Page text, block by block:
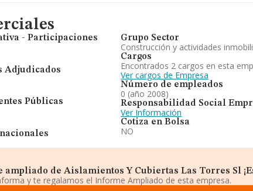
- Participaciones
Adjudicados
Públicas
Grupo Sector
Construcción y actividades
Cargos
Encontrados 2 cargos en esta
Ver cargos de Empresa
Número de empleados
0 (año 2008)
Responsabilidad Social
Ver Información
Cotiza en Bolsa
NO
de Aislamientos Y Cubiertas Las Torres Sl
y te regalamos el Informe Ampliado de esta empresa.